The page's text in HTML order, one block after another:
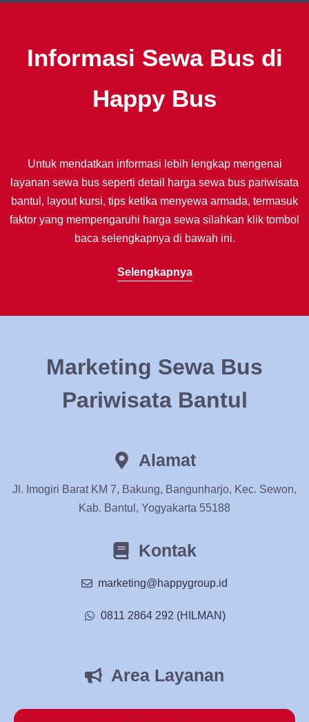
Informasi Sewa Bus di
Happy Bus
Untuk mendatkan informasi lebih lengkap mengenai
layanan sewa bus seperti detail harga sewa bus pariwisata
bantul, layout kursi, tips ketika menyewa armada, termasuk
faktor yang mempengaruhi harga sewa silahkan klik tombol
baca selengkapnya di bawah ini.
Selengkapnya
Marketing Sewa Bus
Pariwisata Bantul
Alamat
Jl. Imogiri Barat KM 7, Bakung, Bangunharjo, Kec. Sewon,
Kab. Bantul, Yogyakarta 55188
Kontak
marketing@happygroup.id
0811 2864 292 (HILMAN)
Area Layanan